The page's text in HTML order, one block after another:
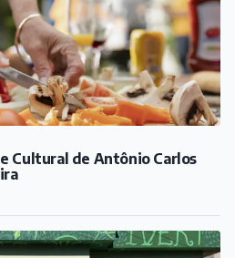
Cultural de Antônio Carlos